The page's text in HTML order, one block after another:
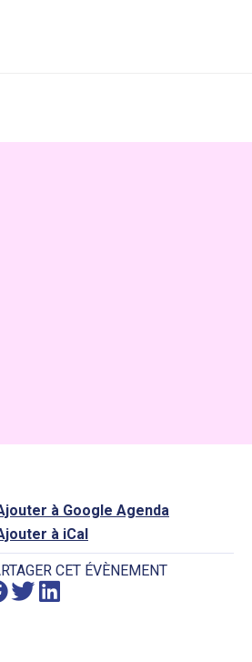
à Google Agenda
à iCal
CET ÉVÈNEMENT